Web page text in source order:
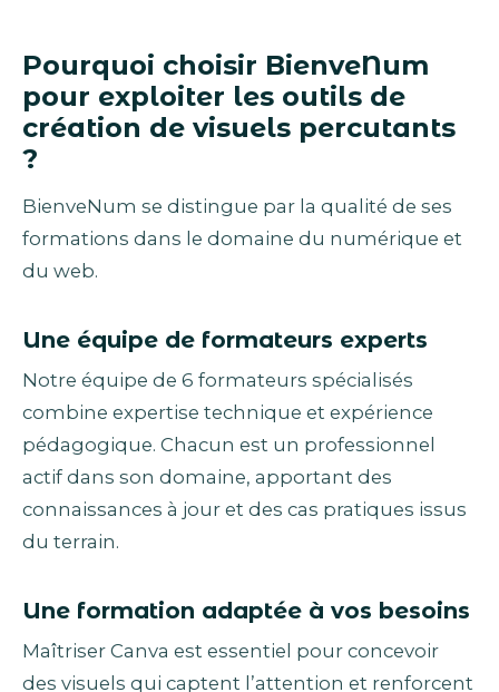
Pourquoi choisir BienveNum
pour exploiter les outils de
création de visuels percutants
?
BienveNum se distingue par la qualité de ses
formations dans le domaine du numérique et
du web.
Une équipe de formateurs experts
Notre équipe de 6 formateurs spécialisés
combine expertise technique et expérience
pédagogique. Chacun est un professionnel
actif dans son domaine, apportant des
connaissances à jour et des cas pratiques issus
du terrain.
Une formation adaptée à vos besoins
Maîtriser Canva est essentiel pour concevoir
des visuels qui captent l’attention et renforcent